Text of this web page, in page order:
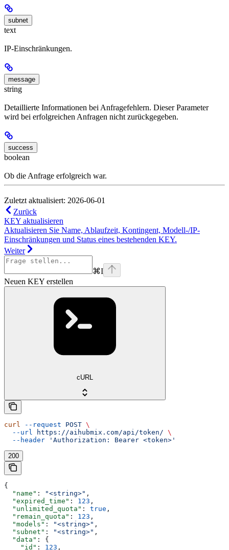
subnet
text
IP-Einschränkungen.
message
string
Detaillierte Informationen bei Anfragefehlern. Dieser Parameter
wird bei erfolgreichen Anfragen nicht zurückgegeben.
success
boolean
Ob die Anfrage erfolgreich war.
Zuletzt aktualisiert: 2026-06-01
Zurück
KEY aktualisieren
Aktualisieren Sie Name, Ablaufzeit, Kontingent, Modell-/IP-
Einschränkungen und Status eines bestehenden KEY.
Weiter
⌘I
Neuen KEY erstellen
cURL
curl --request POST \
  --url
https://aihubmix.com/api/token/ \
  --header
'Authorization: Bearer <token>'
200
{
  "name"
: "<string>" ,
  "expired_time"
: 123 ,
  "unlimited_quota"
: true ,
  "remain_quota"
: 123 ,
  "models"
: "<string>" ,
  "subnet"
: "<string>" ,
  "data"
: {
    "id"
: 123 ,